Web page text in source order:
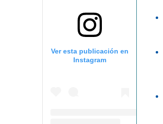
Ver esta publicación en
Instagram